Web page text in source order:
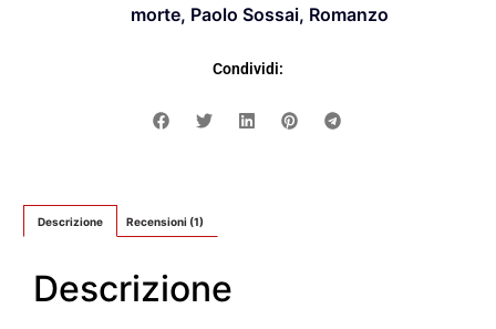
morte, Paolo Sossai, Romanzo
Condividi:
Descrizione Recensioni (1)
Descrizione